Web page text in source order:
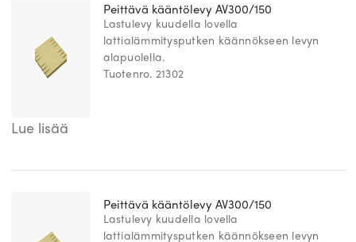
Peittävä kääntölevy AV300/150
Lastulevy kuudella lovella
lattialämmitysputken käännökseen levyn
alapuolella.
Tuotenro. 21302
Lue lisää
Peittävä kääntölevy AV300/150
Lastulevy kuudella lovella
lattialämmitysputken käännökseen levyn